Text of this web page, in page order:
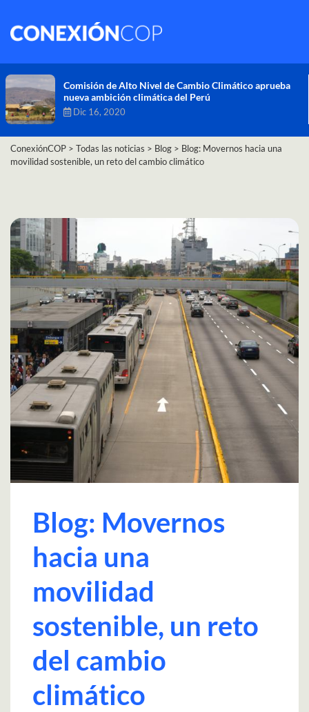
Comisión de Alto Nivel de Cambio Climático aprueba
nueva ambición climática del Perú
Dic 16, 2020
ConexiónCOP > Todas las noticias > Blog > Blog: Movernos hacia una
movilidad sostenible, un reto del cambio climático
Blog: Movernos
hacia una
movilidad
sostenible, un reto
del cambio
climático